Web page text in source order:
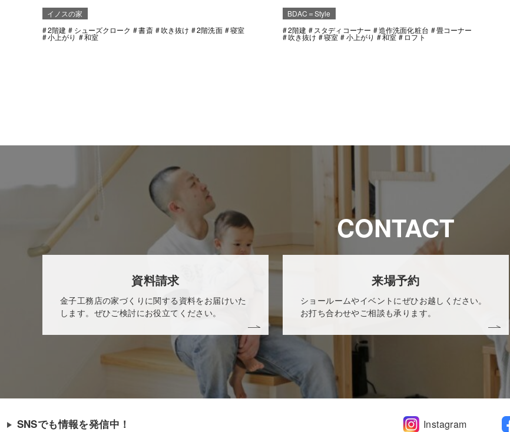
イノスの家
2階建
シューズクローク 書斎 吹き抜け 2階洗面 寝室
小上がり 和室
BDAC＝Style
2階建
スタディコーナー 造作洗面化粧台 畳コーナー
吹き抜け 寝室 小上がり 和室 ロフト
CONTACT
資料請求
金子工務店の家づくりに関する資料をお届けいた
します。ぜひご検討にお役立てください。
来場予約
ショールームやイベントにぜひお越しください。
お打ち合わせやご相談も承ります。
SNSでも情報を発信中！ Instagram